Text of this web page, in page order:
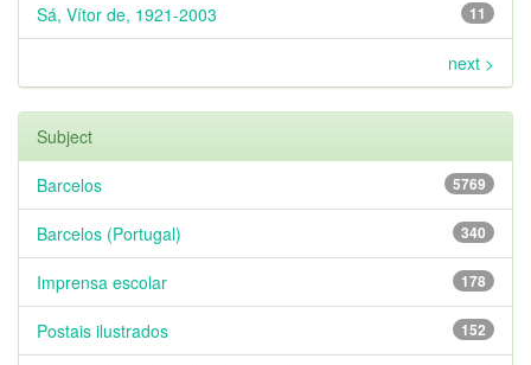
11
Sá, Vítor de, 1921-2003
next >
Subject
5769
Barcelos
340
Barcelos (Portugal)
178
Imprensa escolar
152
Postais ilustrados